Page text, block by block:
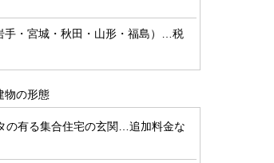
・宮城・秋田・山形・福島）…税
物の形態
の有る集合住宅の玄関…追加料金な